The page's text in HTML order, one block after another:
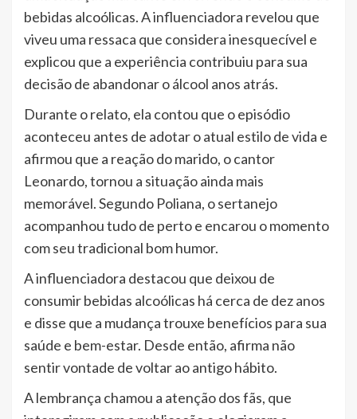
bebidas alcoólicas. A influenciadora revelou que
viveu uma ressaca que considera inesquecível e
explicou que a experiência contribuiu para sua
decisão de abandonar o álcool anos atrás.
Durante o relato, ela contou que o episódio
aconteceu antes de adotar o atual estilo de vida e
afirmou que a reação do marido, o cantor
Leonardo, tornou a situação ainda mais
memorável. Segundo Poliana, o sertanejo
acompanhou tudo de perto e encarou o momento
com seu tradicional bom humor.
A influenciadora destacou que deixou de
consumir bebidas alcoólicas há cerca de dez anos
e disse que a mudança trouxe benefícios para sua
saúde e bem-estar. Desde então, afirma não
sentir vontade de voltar ao antigo hábito.
A lembrança chamou a atenção dos fãs, que